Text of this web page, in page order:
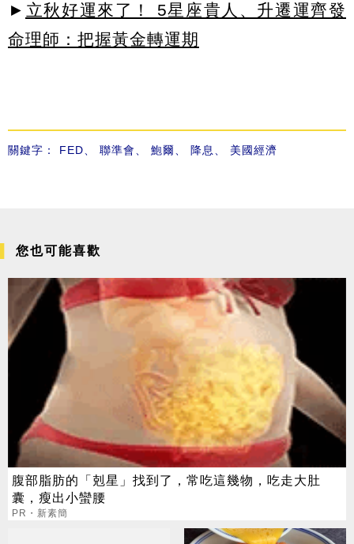
► 立秋好運來了！ 5星座貴人、升遷運齊發
命理師：把握黃金轉運期
關鍵字： FED、 聯準會、 鮑爾、 降息、 美國經濟
您也可能喜歡
腹部脂肪的「剋星」找到了，常吃這幾物，吃走大肚
囊，瘦出小蠻腰
PR・新素簡